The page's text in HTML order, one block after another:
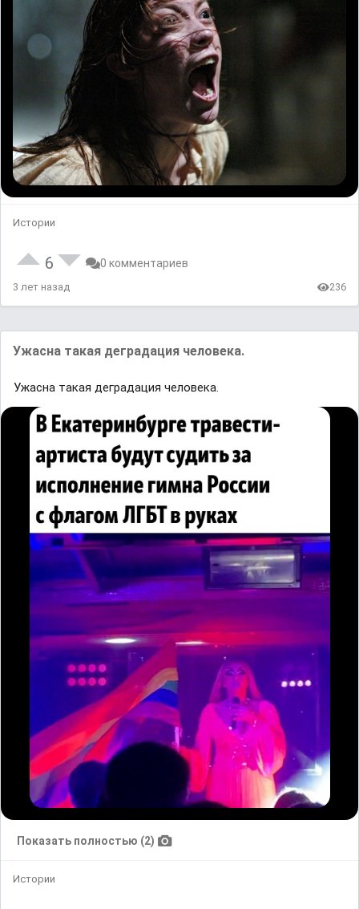
Истории
6 0 комментариев
3 лет назад 236
Ужасна такая деградация человека.
Ужасна такая деградация человека.
Показать полностью (2)
Истории